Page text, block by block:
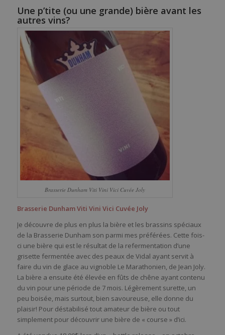
Une p’tite (ou une grande) bière avant les
autres vins?
Brasserie Dunham Viti Vini Vici Cuvée Joly
Brasserie Dunham Viti Vini Vici Cuvée Joly
Je découvre de plus en plus la bière et les brassins spéciaux
de la Brasserie Dunham son parmi mes préférées. Cette fois-
ci une bière qui est le résultat de la refermentation d’une
grisette fermentée avec des peaux de Vidal ayant servit à
faire du vin de glace au vignoble Le Marathonien, de Jean Joly.
La bière a ensuite été élevée en fûts de chêne ayant contenu
du vin pour une période de 7 mois. Légèrement surette, un
peu boisée, mais surtout, bien savoureuse, elle donne du
plaisir! Pour déstabilisé tout amateur de bière ou tout
simplement pour découvrir une bière de « course » d’ici.